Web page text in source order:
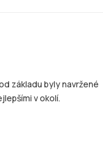
základu byly navržené
v okolí.